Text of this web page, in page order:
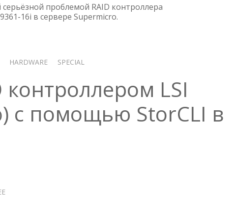
СБОЙ
RAID
серьёзной проблемой RAID контроллера
16i в сервере Supermicro.
HARDWARE SPECIAL
LSI
с помощью StorCLI в